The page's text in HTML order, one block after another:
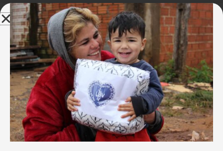
Em Patos de Minas, no Alto Paranaíba, a empresa
Verde Água Consultora Ambientalista está
arrecadando, por intermédio da campanha “Ação
Amigos de Boa Vontade”, cestas de alimentos não
perecíveis para a ação solidária da LBV.